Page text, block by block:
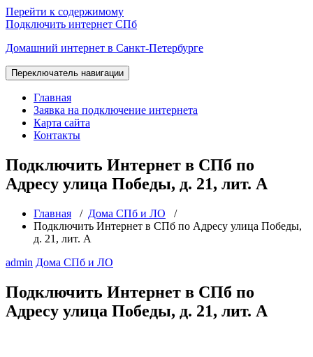
Перейти к содержимому
Подключить интернет СПб
Домашний интернет в Санкт-Петербурге
Переключатель навигации
Главная
Заявка на подключение интернета
Карта сайта
Контакты
Подключить Интернет в СПб по
Адресу улица Победы, д. 21, лит. А
Главная / Дома СПб и ЛО /
Подключить Интернет в СПб по Адресу улица Победы,
д. 21, лит. А
admin Дома СПб и ЛО
Подключить Интернет в СПб по
Адресу улица Победы, д. 21, лит. А